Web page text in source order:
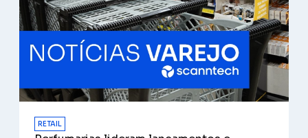
RETAIL